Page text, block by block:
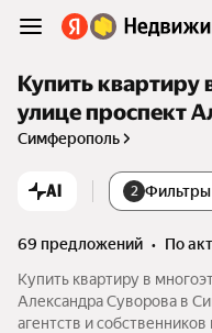
Купить
улице проспект
Симферополь
AI 2 Фильтры
69 предложений •
по
Купить квартиру в
Александра Суворова в
агентств и